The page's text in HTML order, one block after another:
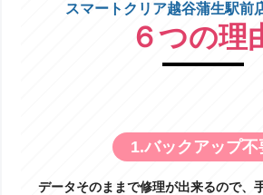
スマートクリア越谷蒲生駅前
６つの理
1.バックアップ不
データそのままで修理が出来るので、